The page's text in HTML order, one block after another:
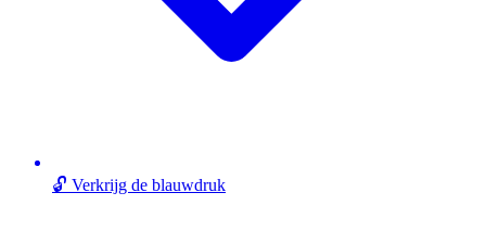
🔓 Verkrijg de blauwdruk